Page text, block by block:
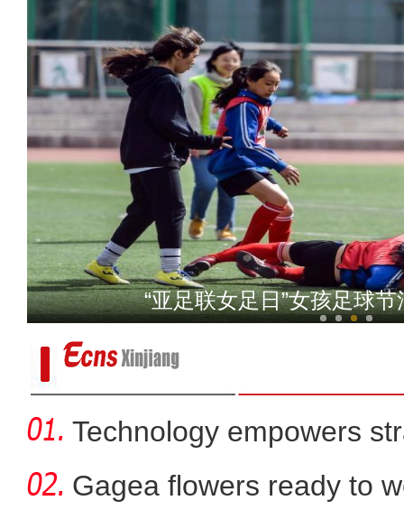
第三次新疆科考：阿尔金
新疆焉耆垦区：辣椒移栽换
Technology empowers
Xi
Gagea flowers ready to